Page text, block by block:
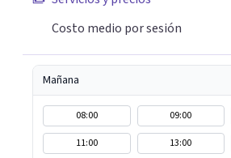
duración posible, con el
Costo medio por sesión
Mañana
08:00 09:00
11:00
13:00